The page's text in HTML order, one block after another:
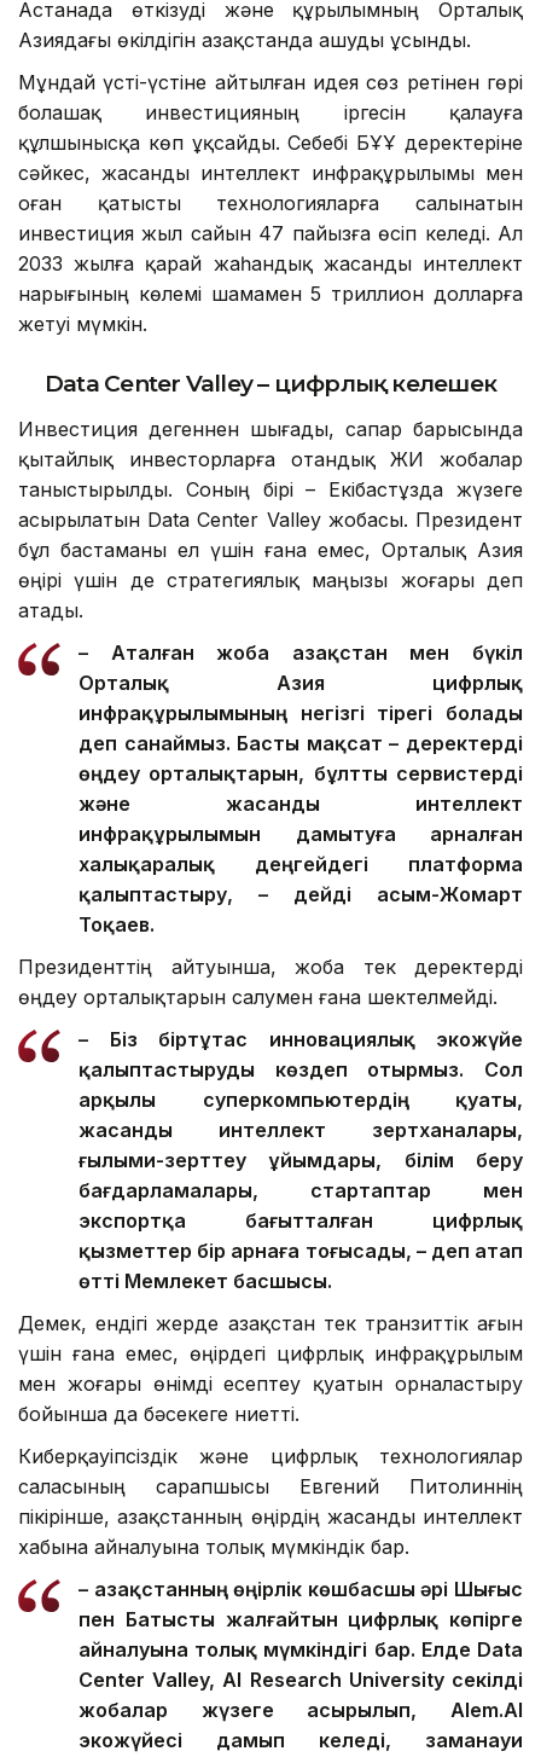
Астанада өткізуді және құрылымның Орталық
Азиядағы өкілдігін Қазақстанда ашуды ұсынды.
Мұндай үсті-үстіне айтылған идея сөз ретінен гөрі
болашақ инвестицияның іргесін қалауға
құлшынысқа көп ұқсайды. Себебі БҰҰ деректеріне
сәйкес, жасанды интеллект инфрақұрылымы мен
оған қатысты технологияларға салынатын
инвестиция жыл сайын 47 пайызға өсіп келеді. Ал
2033 жылға қарай жаһандық жасанды интеллект
нарығының көлемі шамамен 5 триллион долларға
жетуі мүмкін.
Data Center Valley – цифрлық келешек
Инвестиция дегеннен шығады, сапар барысында
қытайлық инвесторларға отандық ЖИ жобалар
таныстырылды. Соның бірі – Екібастұзда жүзеге
асырылатын Data Center Valley жобасы. Президент
бұл бастаманы ел үшін ғана емес, Орталық Азия
өңірі үшін де стратегиялық маңызы жоғары деп
атады.
– Аталған жоба Қазақстан мен бүкіл
Орталық Азия цифрлық
инфрақұрылымының негізгі тірегі болады
деп санаймыз. Басты мақсат – деректерді
өңдеу орталықтарын, бұлтты сервистерді
және жасанды интеллект
инфрақұрылымын дамытуға арналған
халықаралық деңгейдегі платформа
қалыптастыру, – дейді Қасым-Жомарт
Тоқаев.
Президенттің айтуынша, жоба тек деректерді
өңдеу орталықтарын салумен ғана шектелмейді.
– Біз біртұтас инновациялық экожүйе
қалыптастыруды көздеп отырмыз. Сол
арқылы суперкомпьютердің қуаты,
жасанды интеллект зертханалары,
ғылыми-зерттеу ұйымдары, білім беру
бағдарламалары, стартаптар мен
экспортқа бағытталған цифрлық
қызметтер бір арнаға тоғысады, – деп атап
өтті Мемлекет басшысы.
Демек, ендігі жерде Қазақстан тек транзиттік ағын
үшін ғана емес, өңірдегі цифрлық инфрақұрылым
мен жоғары өнімді есептеу қуатын орналастыру
бойынша да бәсекеге ниетті.
Киберқауіпсіздік және цифрлық технологиялар
саласының сарапшысы Евгений Питолиннің
пікірінше, Қазақстанның өңірдің жасанды интеллект
хабына айналуына толық мүмкіндік бар.
– Қазақстанның өңірлік көшбасшы әрі Шығыс
пен Батысты жалғайтын цифрлық көпірге
айналуына толық мүмкіндігі бар. Елде Data
Center Valley, AI Research University секілді
жобалар жүзеге асырылып, Alem.AI
экожүйесі дамып келеді, заманауи